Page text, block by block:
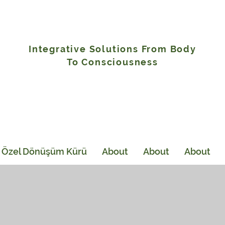
Integrative Solutions From Body
To Consciousness
Dönüşüm Kürü About About About